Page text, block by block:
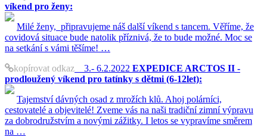
víkend pro ženy:
Milé ženy, připravujeme náš další víkend s tancem. Věříme, že
covidová situace bude natolik příznivá, že to bude možné. Moc se
na setkání s vámi těšíme! …
kopírovat odkaz 3.- 6.2.2022 EXPEDICE ARCTOS II -
prodloužený víkend pro tatínky s dětmi (6-12let):
Tajemství dávných osad z mrožích klů. Ahoj polárníci,
cestovatelé a objevitelé! Zveme vás na naši tradiční zimní výpravu
za dobrodružstvím a novými zážitky. I letos se vypravíme směrem
na …